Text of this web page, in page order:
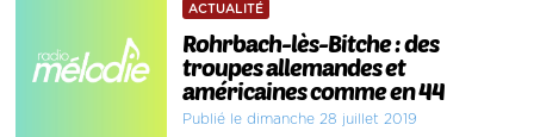
ACTUALITÉ
Rohrbach-lès-Bitche : des
troupes allemandes et
américaines comme en 44
Publié le dimanche 28 juillet 2019